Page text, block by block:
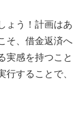
ょう！計画はあ
そ、借金返済へ
実感を持つこと
することで、